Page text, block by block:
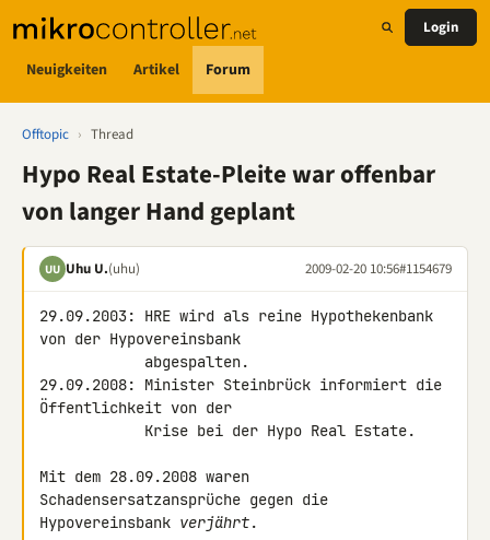
Neuigkeiten Artikel Forum
Login
Offtopic › Thread
Hypo Real Estate-Pleite war offenbar
von langer Hand geplant
UU Uhu U.(uhu) 2009-02-20 10:56#1154679
29.09.2003: HRE wird als reine Hypothekenbank
von der Hypovereinsbank
29.09.2008: Minister Steinbrück informiert die
Öffentlichkeit von der
Mit dem 28.09.2008 waren
Schadensersatzansprüche gegen die
Hypovereinsbank verjährt.